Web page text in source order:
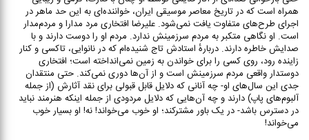
همراه است که در تاریخ معاصر موسیقی ایران، خواننده‌ای به این حد ماهر در
اجرای طرح‌های متفاوت یافت نمی‌شود. علیرضا افتخاری مرد مدارا و مردم‌مدار
است. او نگاهی متکبر به مردم سرزمینش ندارد. مردم او را دوست دارند و با
صدایش خاطره دارند. دربارهٔ استادش تاج شنیده‌ام که در نانوایی، تاکسی و کنار
زاینده رود، روی کسی را برای خواندن به زمین نمی‌انداخته است؛ افتخاری
دوستدار واقعی مردم سرزمینش است و از آن‌ها دوری نمی‌کند. حتی منتقدان
جدی این سال‌های او- چه آنانی که دلایل قابل قبولی برای نقد آثارش (از جمله
آلبوم‌های پاپ) دارند و چه آن‌هایی که دلایل مردودی از جمله اینکه هنرمند نباید
در دسترس باشد- در یک باور مشترکند؛ او خوب می‌خواند! نه! او بسیار خوب
می‌خواند!